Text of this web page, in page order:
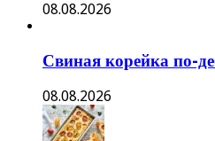
08.08.2026
Свиная корейка по-
08.08.2026